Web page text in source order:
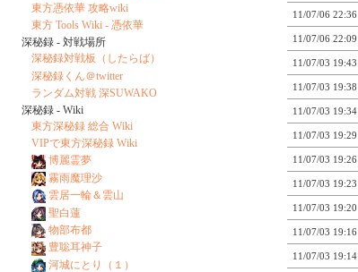
11/07/06 22:36
11/07/06 22:09
11/07/03 19:43
11/07/03 19:38
11/07/03 19:34
11/07/03 19:29
11/07/03 19:26
11/07/03 19:23
11/07/03 19:20
11/07/03 19:16
11/07/03 19:14
東方憑依華 攻略wiki
東方 Tools Wiki - 憑依華
深秘録 - 対戦場所
深秘録対戦板（したらば）
深秘録くん＠twitter
ランダム対戦 深SUWAKO
深秘録 - Wiki
東方深秘録 総合 Wiki
VIPで東方深秘録 Wiki
博麗霊夢
霧雨魔理沙
雲居一輪＆雲山
聖白蓮
物部布都
豊聡耳神子
河城にとり（１）